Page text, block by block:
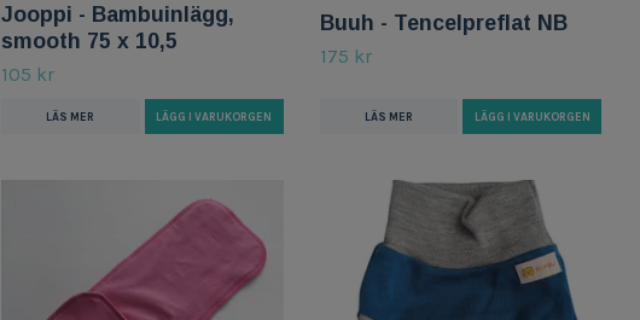
Jooppi - Bambuinlägg,
smooth 75 x 10,5
105 kr
LÄS MER LÄGG I VARUKORGEN
Buuh - Tencelpreflat NB
175 kr
LÄS MER LÄGG I VARUKORGEN